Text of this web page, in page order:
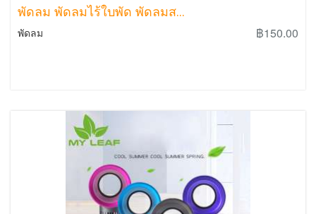
พัดลม พัดลมไร้ใบพัด พัดลมส...
พัดลม ฿150.00